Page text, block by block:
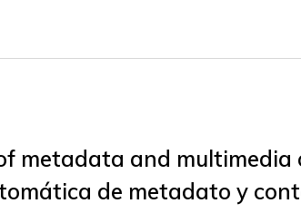
metadata and
de metadato y